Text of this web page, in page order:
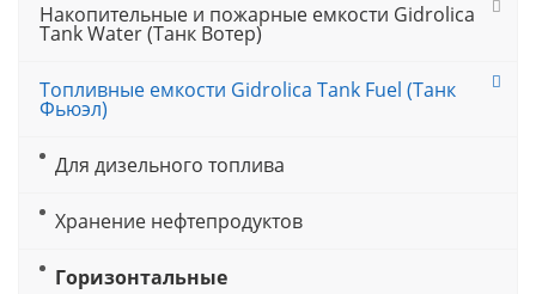
Накопительные и пожарные емкости Gidrolica
Tank Water (Танк Вотер)
Топливные емкости Gidrolica Tank Fuel (Танк
Фьюэл)
Для дизельного топлива
Хранение нефтепродуктов
Горизонтальные